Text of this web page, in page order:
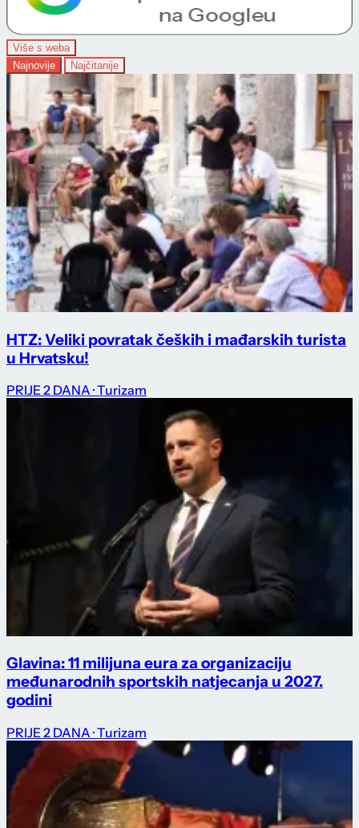
Više s weba
Najnovije
Najčitanije
HTZ: Veliki povratak čeških i mađarskih turista
u Hrvatsku!
PRIJE 2 DANA · Turizam
Glavina: 11 milijuna eura za organizaciju
međunarodnih sportskih natjecanja u 2027.
godini
PRIJE 2 DANA · Turizam